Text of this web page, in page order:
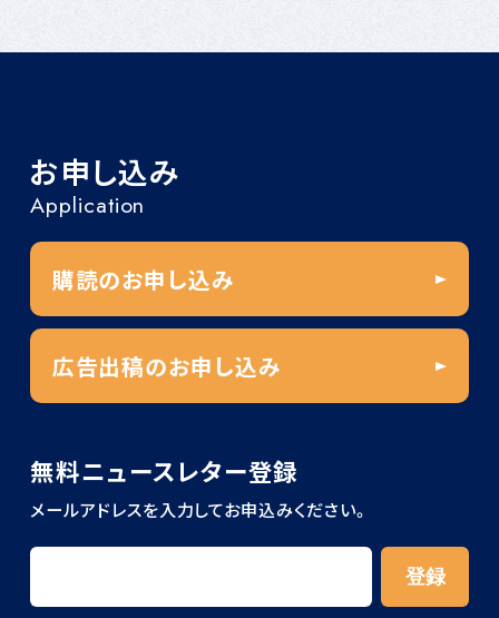
お申し込み
Application
購読のお申し込み
広告出稿のお申し込み
無料ニュースレター登録
メールアドレスを入力してお申込みください。